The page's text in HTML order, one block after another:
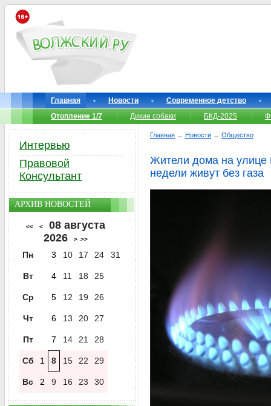
Главная Новости
Современное детство
Отопление 1/7
Дикие собаки БКД-2025
Главная → Новости → Общество
Жители дома на улице
недели живут без газа
Интервью
Правовой
Консультант
АРХИВ НОВОСТЕЙ
<< <
08 августа
2026
> >>
Пн 3 10 17 24 31
Вт 4 11 18 25
Ср 5 12 19 26
Чт 6 13 20 27
Пт 7 14 21 28
Сб 1 8 15 22 29
Вс 2 9 16 23 30